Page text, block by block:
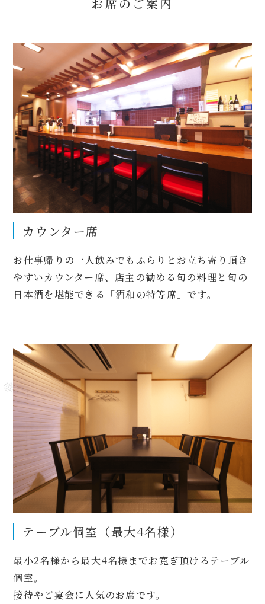
お席のご案内
カウンター席
お仕事帰りの一人飲みでもふらりとお立ち寄り頂き
やすいカウンター席、店主の勧める旬の料理と旬の
日本酒を堪能できる「酒和の特等席」です。
テーブル個室（最大4名様）
最小2名様から最大4名様までお寛ぎ頂けるテーブル
個室。
接待やご宴会に人気のお席です。